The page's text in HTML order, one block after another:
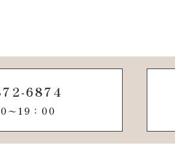
6874
〜19：00